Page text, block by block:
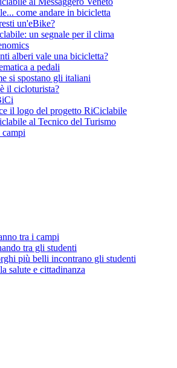
come andare in bicicletta
un'eBike?
un segnale per il clima
alberi vale una bicicletta?
a pedali
si spostano gli italiani
il cicloturista?
il logo del progetto RiCiclabile
al Tecnico del Turismo
tra i campi
tra gli studenti
più belli incontrano gli studenti
salute e cittadinanza